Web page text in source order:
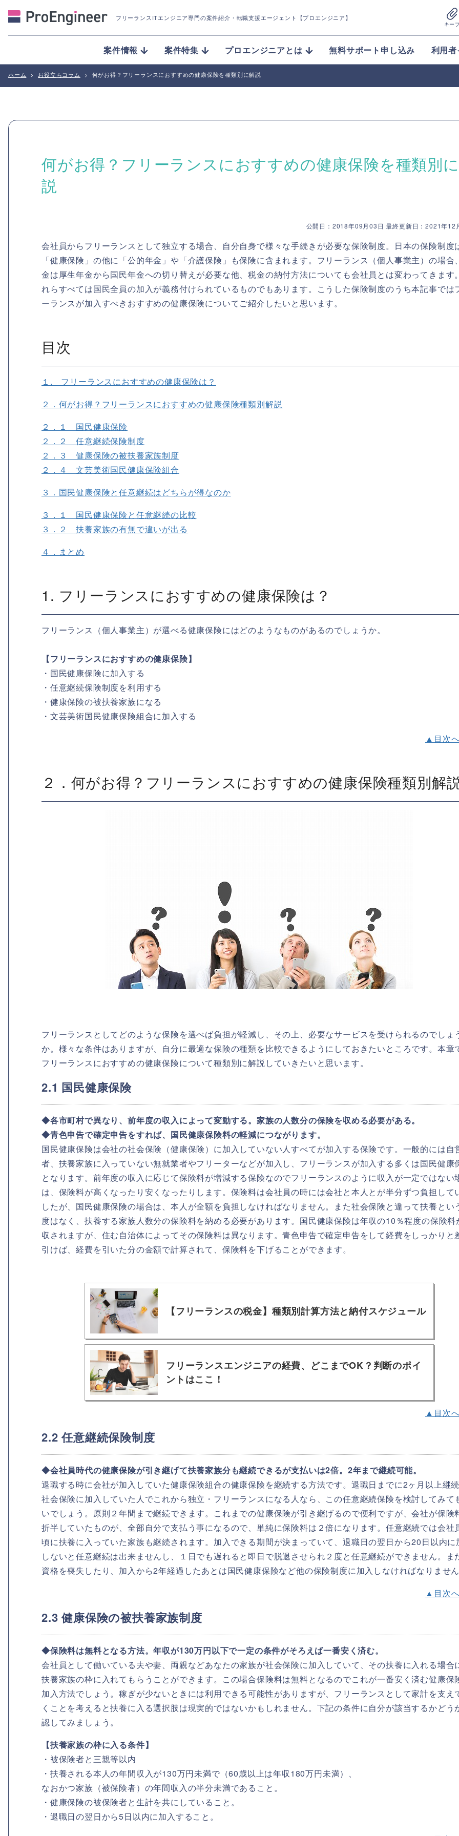
フリーランスITエンジニア専門の案件紹介 ・転職支援エージェント【プロエンジニア】
キー
案件情報 案件特集 プロエンジニアとは 無料サポート申し込み 利用
ホーム > お役立ちコラム > 何がお得？フリーランスにおすすめの健康保険を種類別に解説
何がお得？フリーランスにおすすめの健康保険を種類別
説
公開日：2018年09月03日 最終更新日：2021年12
会社員からフリーランスとして独立する場合、自分自身で様々な手続きが必要な保険制度。日本の保険制度
「健康保険」の他に「公的年金」や「介護保険」も保険に含まれます。フリーランス（個人事業主）の場合
金は厚生年金から国民年金への切り替えが必要な他、税金の納付方法についても会社員とは変わってきます
れらすべては国民全員の加入が義務付けられているものでもあります。こうした保険制度のうち本記事では
ーランスが加入すべきおすすめの健康保険についてご紹介したいと思います。
目次
１. フリーランスにおすすめの健康保険は？
２．何がお得？フリーランスにおすすめの健康保険種類別解説
２．１ 国民健康保険
２．２ 任意継続保険制度
２．３ 健康保険の被扶養家族制度
２．４ 文芸美術国民健康保険組合
３．国民健康保険と任意継続はどちらが得なのか
３．１ 国民健康保険と任意継続の比較
３．２ 扶養家族の有無で違いが出る
４．まとめ
1. フリーランスにおすすめの健康保険は？
フリーランス（個人事業主）が選べる健康保険にはどのようなものがあるのでしょうか。
【フリーランスにおすすめの健康保険】
・国民健康保険に加入する
・任意継続保険制度を利用する
・健康保険の被扶養家族になる
・文芸美術国民健康保険組合に加入する
▲目次
２．何がお得？フリーランスにおすすめの健康保険種類別解
フリーランスとしてどのような保険を選べば負担が軽減し、その上、必要なサービスを受けられるのでしょ
か。様々な条件はありますが、自分に最適な保険の種類を比較できるようにしておきたいところです。本章
フリーランスにおすすめの健康保険について種類別に解説していきたいと思います。
2.1 国民健康保険
◆各市町村で異なり、前年度の収入によって変動する。家族の人数分の保険を収める必要がある。
◆青色申告で確定申告をすれば、国民健康保険料の軽減につながります。
国民健康保険は会社の社会保険（健康保険）に加入していない人すべてが加入する保険です。一般的には自
者、扶養家族に入っていない無就業者やフリーターなどが加入し、フリーランスが加入する多くは国民健康
となります。前年度の収入に応じて保険料が増減する保険なのでフリーランスのように収入が一定ではない
は、保険料が高くなったり安くなったりします。保険料は会社員の時には会社と本人とが半分ずつ負担して
したが、国民健康保険の場合は、本人が全額を負担しなければなりません。また社会保険と違って扶養とい
度はなく、扶養する家族人数分の保険料を納める必要があります。国民健康保険は年収の10％程度の保険料
収されますが、住む自治体によってその保険料は異なります。青色申告で確定申告をして経費をしっかりと
引けば、経費を引いた分の金額で計算されて、保険料を下げることができます。
【フリーランスの税金】種類別計算方法と納付スケジュール
フリーランスエンジニアの経費、どこまでOK？判断のポイ
ントはここ！
▲目次
2.2 任意継続保険制度
◆会社員時代の健康保険が引き継げて扶養家族分も継続できるが支払いは2倍。2年まで継続可能。
退職する時に会社が加入していた健康保険組合の健康保険を継続する方法です。退職日までに2ヶ月以上継
社会保険に加入していた人でこれから独立・フリーランスになる人なら、この任意継続保険を検討してみて
いでしょう。原則２年間まで継続できます。これまでの健康保険が引き継げるので便利ですが、会社が保険
折半していたものが、全部自分で支払う事になるので、単純に保険料は２倍になります。任意継続では会社
頃に扶養に入っていた家族も継続されます。加入できる期間が決まっていて、退職日の翌日から20日以内に
しないと任意継続は出来ませんし、１日でも遅れると即日で脱退させられ２度と任意継続ができません。ま
資格を喪失したり、加入から2年経過したあとは国民健康保険など他の保険制度に加入しなければなりませ
▲目次
2.3 健康保険の被扶養家族制度
◆保険料は無料となる方法。年収が130万円以下で一定の条件がそろえば一番安く済む。
会社員として働いている夫や妻、両親などあなたの家族が社会保険に加入していて、その扶養に入れる場合
扶養家族の枠に入れてもらうことができます。この場合保険料は無料となるのでこれが一番安く済む健康保
加入方法でしょう。稼ぎが少ないときには利用できる可能性がありますが、フリーランスとして家計を支え
くことを考えると扶養に入る選択肢は現実的ではないかもしれません。下記の条件に自分が該当するかどう
認してみましょう。
【扶養家族の枠に入る条件】
・被保険者と三親等以内
・扶養される本人の年間収入が130万円未満で（60歳以上は年収180万円未満）、
なおかつ家族（被保険者）の年間収入の半分未満であること。
・健康保険の被保険者と生計を共にしていること。
・退職日の翌日から5日以内に加入すること。